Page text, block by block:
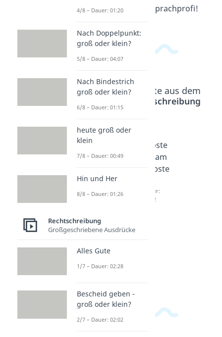
an und werde ein Sprachprofi!
Beliebte Inhalte aus dem
Rechtschreibung
als
nächst
es / als
es?
Dauer:
am
/ am
?
Dauer:
liebste
n / am
Liebste
Dauer:
01:22
4/8 – Dauer: 01:20
Nach Doppelpunkt:
groß oder klein?
5/8 – Dauer: 04:07
Nach Bindestrich
groß oder klein?
6/8 – Dauer: 01:15
heute groß oder
klein
7/8 – Dauer: 00:49
Hin und Her
8/8 – Dauer: 01:26
Rechtschreibung
Großgeschriebene Ausdrücke
Alles Gute
1/7 – Dauer: 02:28
Bescheid geben -
groß oder klein?
2/7 – Dauer: 02:02